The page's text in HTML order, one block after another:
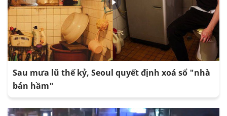
Sau mưa lũ thế kỷ, Seoul quyết định xoá sổ "nhà
bán hầm"